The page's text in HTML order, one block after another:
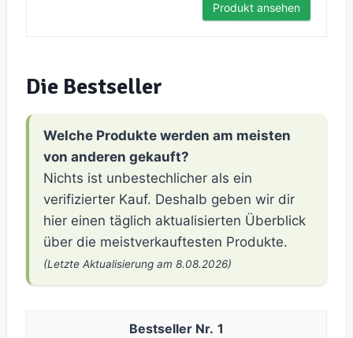
Produkt ansehen
Die Bestseller
Welche Produkte werden am meisten
von anderen gekauft?
Nichts ist unbestechlicher als ein
verifizierter Kauf. Deshalb geben wir dir
hier einen täglich aktualisierten Überblick
über die meistverkauftesten Produkte.
(Letzte Aktualisierung am 8.08.2026)
1